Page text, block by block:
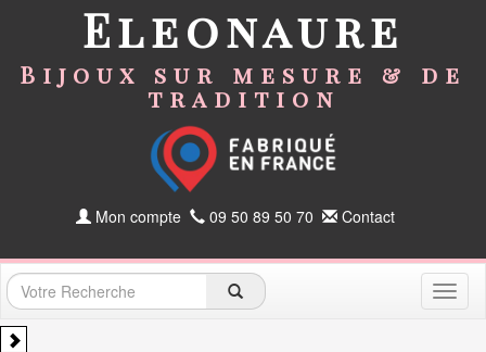
Eleonaure
Bijoux sur mesure & de
tradition
Mon compte 09 50 89 50 70 Contact